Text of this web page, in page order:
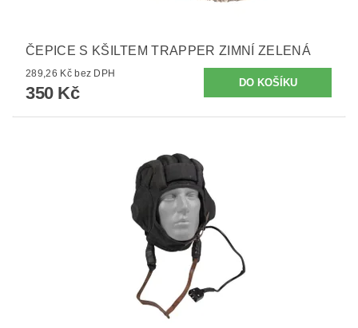
ČEPICE S KŠILTEM TRAPPER ZIMNÍ ZELENÁ
289,26 Kč bez DPH
350 Kč